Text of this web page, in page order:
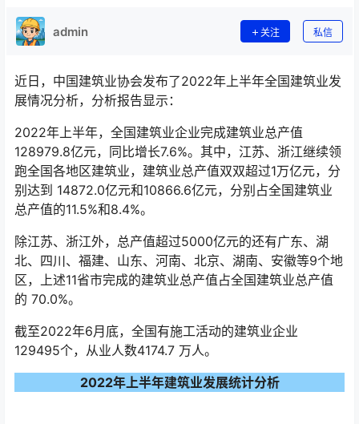
admin 关注 私信
近日，中国建筑业协会发布了2022年上半年全国建筑业发
展情况分析，分析报告显示：
2022年上半年，全国建筑业企业完成建筑业总产值
128979.8亿元，同比增长7.6%。其中，江苏、浙江继续领
跑全国各地区建筑业，建筑业总产值双双超过1万亿元，分
别达到 14872.0亿元和10866.6亿元，分别占全国建筑业
总产值的11.5%和8.4%。
除江苏、浙江外，总产值超过5000亿元的还有广东、湖
北、四川、福建、山东、河南、北京、湖南、安徽等9个地
区，上述11省市完成的建筑业总产值占全国建筑业总产值
的 70.0%。
截至2022年6月底，全国有施工活动的建筑业企业
129495个，从业人数4174.7 万人。
2022年上半年建筑业发展统计分析